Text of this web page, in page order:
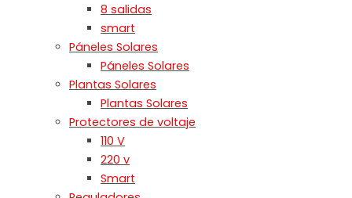
8 salidas
smart
Páneles Solares
Páneles Solares
Plantas Solares
Plantas Solares
Protectores de voltaje
110 V
220 v
Smart